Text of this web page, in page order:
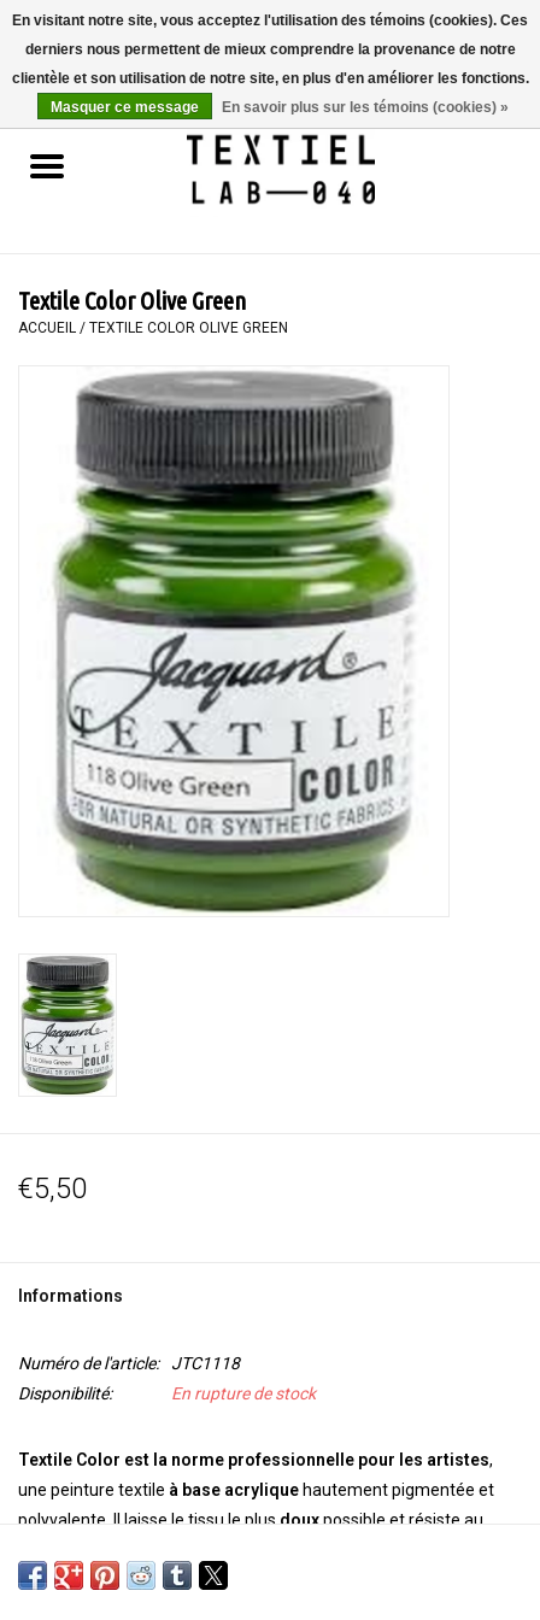
Accueil
LIVRES
PEINTURE
TEXTILE
WORKSHOPS
SPECIALS
OUTILS
Textile Color Olive Green
ACCUEIL / TEXTILE COLOR OLIVE GREEN
€5,50
Informations
Numéro de l'article:
JTC1118
Disponibilité:
En rupture de stock
Textile Color est la norme professionnelle pour les artistes,
une peinture textile à base acrylique hautement pigmentée et
polyvalente. Il laisse le tissu le plus douxpossible et résiste au
et naturels. Convient également pour le bois, le papier, le cuir, les
En visitant notre site, vous acceptez l'utilisation des témoins (cookies). Ces
derniers nous permettent de mieux comprendre la provenance de notre
clientèle et son utilisation de notre site, en plus d'en améliorer les fonctions.
Masquer ce message
En savoir plus sur les témoins (cookies) »